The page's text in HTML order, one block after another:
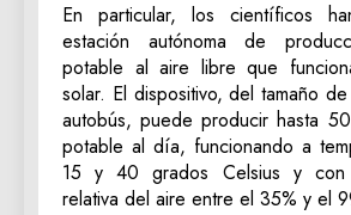
En particular, los científicos
estación autónoma de
potable al aire libre que
solar. El dispositivo, del tamaño
autobús, puede producir hasta
potable al día, funcionando a
15 y 40 grados Celsius y con
relativa del aire entre el 35% y el